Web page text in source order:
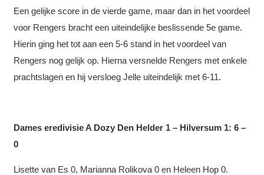
Een gelijke score in de vierde game, maar dan in het voordeel
voor Rengers bracht een uiteindelijke beslissende 5e game.
Hierin ging het tot aan een 5-6 stand in het voordeel van
Rengers nog gelijk op. Hierna versnelde Rengers met enkele
prachtslagen en hij versloeg Jelle uiteindelijk met 6-11.
Dames eredivisie A Dozy Den Helder 1 – Hilversum 1: 6 –
0
Lisette van Es 0, Marianna Rolikova 0 en Heleen Hop 0.